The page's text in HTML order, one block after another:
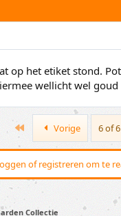
op het etiket stond.
wellicht wel
Vorige 6 of 6
of registreren om te
Collectie